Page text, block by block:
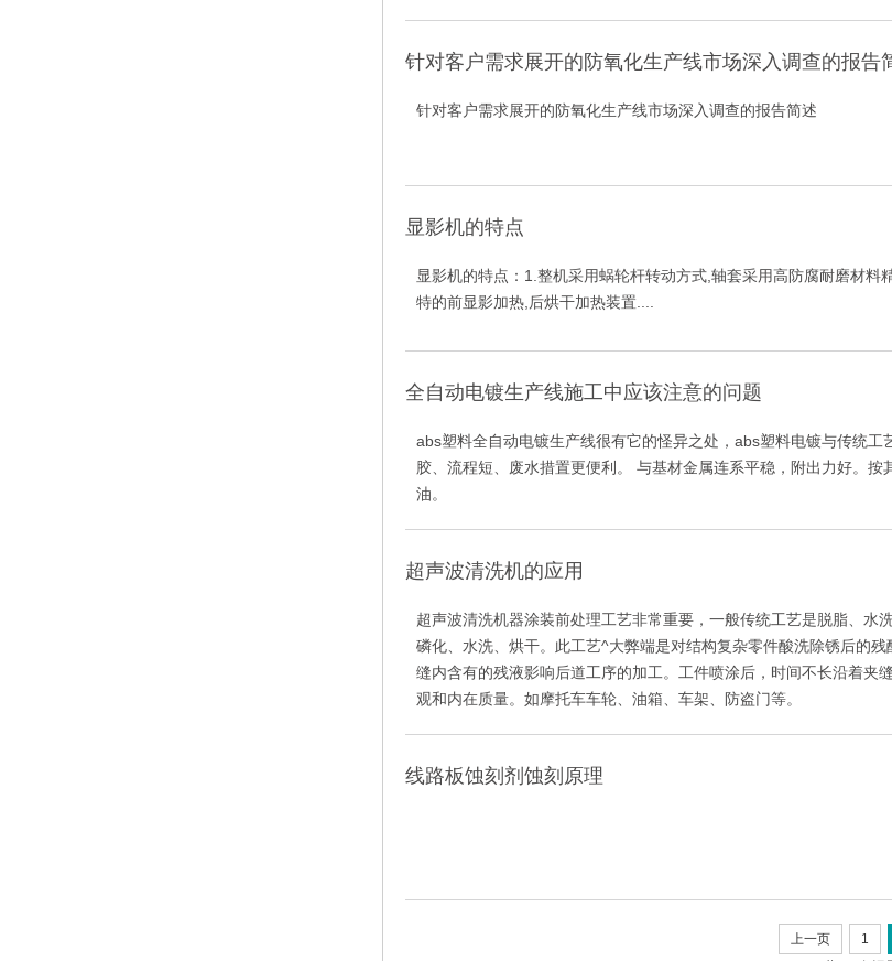
针对客户需求展开的防氧化生产线市场深入调查的报告
针对客户需求展开的防氧化生产线市场深入调查的报告简述
显影机的特点
显影机的特点：1.整机采用蜗轮杆转动方式,轴套采用高防腐耐磨材
特的前显影加热,后烘干加热装置....
全自动电镀生产线施工中应该注意的问题
abs塑料全自动电镀生产线很有它的怪异之处，abs塑料电镀与传统
胶、流程短、废水措置更便利。 与基材金属连系平稳，附出力好。
油。
超声波清洗机的应用
超声波清洗机器涂装前处理工艺非常重要，一般传统工艺是脱脂、水
磷化、水洗、烘干。此工艺^大弊端是对结构复杂零件酸洗除锈后的
缝内含有的残液影响后道工序的加工。工件喷涂后，时间不长沿着夹
观和内在质量。如摩托车车轮、油箱、车架、防盗门等。
线路板蚀刻剂蚀刻原理
上一页 1